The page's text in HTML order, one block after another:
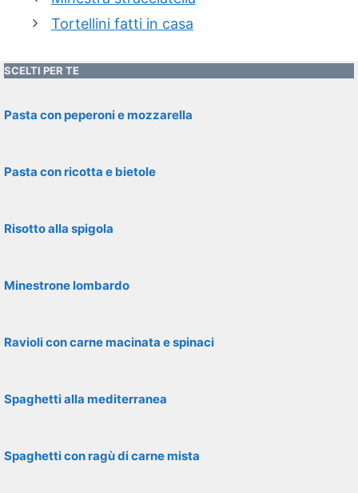
Tortellini fatti in casa
SCELTI PER TE
Pasta con peperoni e mozzarella
Pasta con ricotta e bietole
Risotto alla spigola
Minestrone lombardo
Ravioli con carne macinata e spinaci
Spaghetti alla mediterranea
Spaghetti con ragù di carne mista